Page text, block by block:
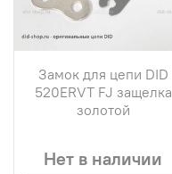
Замок для цепи DID
520ERVT FJ защелка
золотой
Нет в наличии